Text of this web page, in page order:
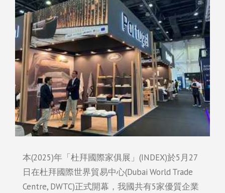
本(2025)年「杜拜國際家俱展」(INDEX)於5月27
日在杜拜國際世界貿易中心(Dubai World Trade
Centre, DWTC)正式開幕，我國共有5家優質企業